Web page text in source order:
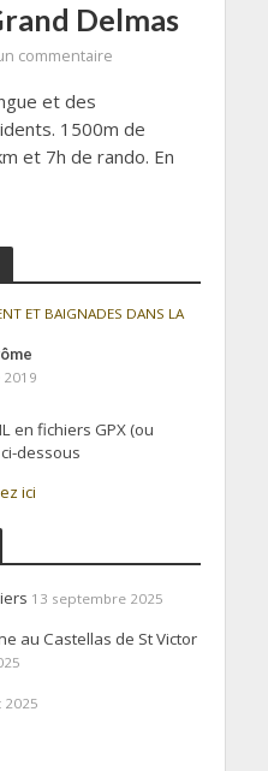
Delmas
commentaire
et des
1500m de
et 7h de rando. En
ET BAIGNADES DANS LA
en fichiers GPX (ou
dessous
ici
13 septembre 2025
au Castellas de St Victor
2025